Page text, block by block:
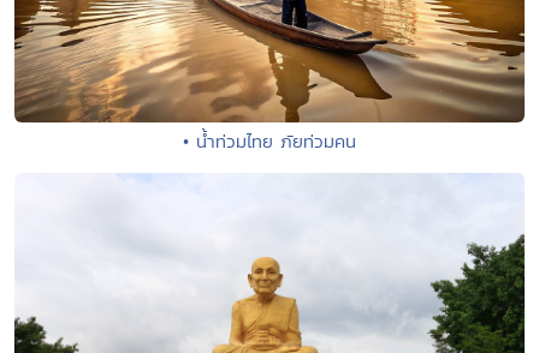
• น้ำท่วมไทย ภัยท่วมคน